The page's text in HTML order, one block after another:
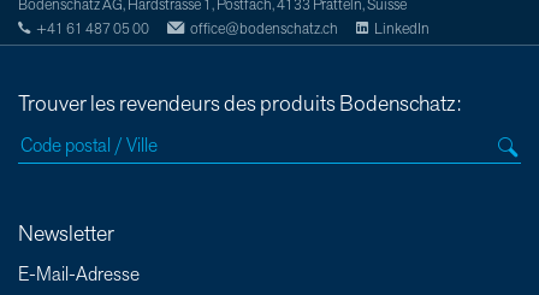
Bodenschatz AG, Hardstrasse 1, Postfach, 4133 Pratteln, Suisse
+41 61 487 05 00
office@bodenschatz.ch LinkedIn
Trouver les revendeurs des produits Bodenschatz:
Newsletter
E-Mail-Adresse